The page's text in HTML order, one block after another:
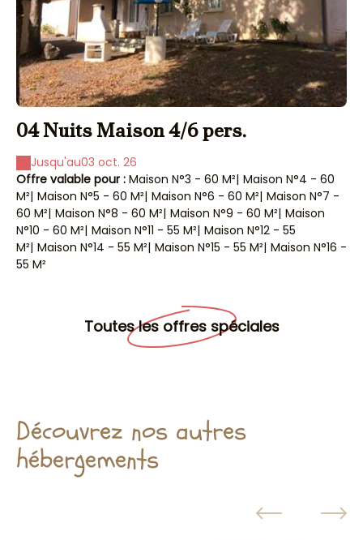
04 Nuits Maison 4/6 pers.
Jusqu'au03 oct. 26
Offre valable pour : Maison N°3 - 60 M²| Maison N°4 - 60
M²| Maison N°5 - 60 M²| Maison N°6 - 60 M²| Maison N°7 -
60 M²| Maison N°8 - 60 M²| Maison N°9 - 60 M²| Maison
N°10 - 60 M²| Maison N°11 - 55 M²| Maison N°12 - 55
M²| Maison N°14 - 55 M²| Maison N°15 - 55 M²| Maison N°16 -
55 M²
Toutes les offres spéciales
Découvrez nos autres
hébergements